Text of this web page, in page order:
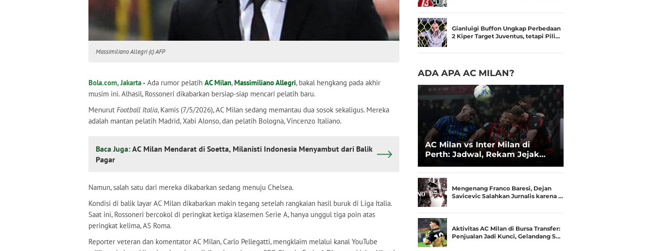
Massimiliano Allegri (c) AFP
Bola.com, Jakarta - Ada rumor pelatih AC Milan,Massimiliano Allegri, bakal hengkang pada akhir
musim ini. Alhasil, Rossoneri dikabarkan bersiap-siap mencari pelatih baru.
Menurut Football Italia, Kamis (7/5/2026), AC Milan sedang memantau dua sosok sekaligus. Mereka
adalah mantan pelatih Madrid, Xabi Alonso, dan pelatih Bologna, Vincenzo Italiano.
Baca Juga: AC Milan Mendarat di Soetta, Milanisti Indonesia Menyambut dari Balik
Pagar
Namun, salah satu dari mereka dikabarkan sedang menuju Chelsea.
Kondisi di balik layar AC Milan dikabarkan makin tegang setelah rangkaian hasil buruk di Liga Italia.
Saat ini, Rossoneri bercokol di peringkat ketiga klasemen Serie A, hanya unggul tiga poin atas
peringkat kelima, AS Roma.
Reporter veteran dan komentator AC Milan, Carlo Pellegatti, mengklaim melalui kanal YouTube
Gianluigi Buffon Ungkap Perbedaan
2 Kiper Target Juventus, tetapi Pili…
ADA APA AC MILAN?
AC Milan vs Inter Milan di
Perth: Jadwal, Rekam Jejak
Mengenang Franco Baresi, Dejan
Savicevic Salahkan Jurnalis karena …
Aktivitas AC Milan di Bursa Transfer:
Penjualan Jadi Kunci, Gelandang S…